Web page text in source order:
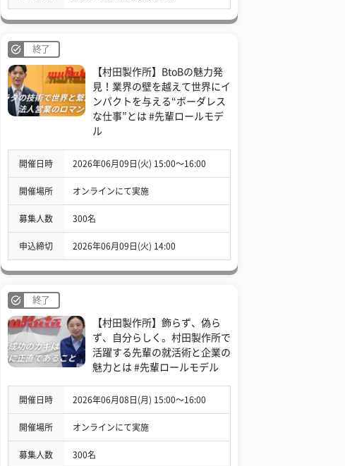
終了
【村田製作所】BtoBの魅力発
見！業界の壁を越えて世界にイ
ンパクトを与える“ボーダレス
な仕事”とは #先輩ロールモデ
ル
開催日時 2026年06月09日(火) 15:00〜16:00
開催場所 オンラインにて実施
募集人数 300名
申込締切 2026年06月09日(火) 14:00
終了
【村田製作所】飾らず、偽ら
ず、自分らしく。村田製作所で
活躍する先輩の就活術と企業の
魅力とは #先輩ロールモデル
開催日時 2026年06月08日(月) 15:00〜16:00
開催場所 オンラインにて実施
募集人数 300名